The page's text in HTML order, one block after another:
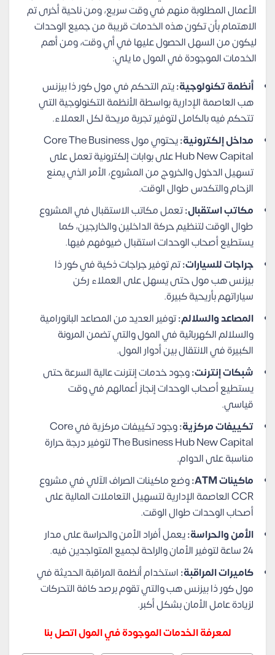
الأعمال المطلوبة منهم في وقت سريع، ومن ناحية أخرى تم
الاهتمام بأن تكون هذه الخدمات قريبة من جميع الوحدات
ليكون من السهل الحصول عليها في أي وقت، ومن أهم
الخدمات الموجودة في المول ما يلي:
أنظمة تكنولوجية:يتم التحكم في مول كور ذا بيزنس
هب العاصمة الإدارية بواسطة الأنظمة التكنولوجية التي
تتحكم فيه بالكامل لتوفير تجربة مريحة لكل العملاء.
مداخل إلكترونية:
يحتوي مول Core The Business
Hub New Capital على بوابات إلكترونية تعمل على
تسهيل الدخول والخروج من المشروع، الأمر الذي يمنع
الزحام والتكدس طوال الوقت.
مكاتب استقبال:تعمل مكاتب الاستقبال في المشروع
طوال الوقت لتنظيم حركة الداخلين والخارجين، كما
يستطيع أصحاب الوحدات استقبال ضيوفهم فيها.
جراجات للسيارات:تم توفير جراجات ذكية في كور ذا
بيزنس هب مول حتى يسهل على العملاء ركن
سياراتهم بأريحية كبيرة.
المصاعد والسلالم:توفير العديد من المصاعد البانورامية
والسلالم الكهربائية في المول والتي تضمن المرونة
الكبيرة في الانتقال بين أدوار المول.
شبكات إنترنت:وجود خدمات إنترنت عالية السرعة حتى
يستطيع أصحاب الوحدات إنجاز أعمالهم في وقت
قياسي.
تكييفات مركزية:
وجود تكييفات مركزية في Core
The Business Hub New Capital لتوفير درجة حرارة
مناسبة على الدوام.
ماكينات ATM:
وضع ماكينات الصراف الآلي في مشروع
CCR العاصمة الإدارية لتسهيل التعاملات المالية على
أصحاب الوحدات طوال الوقت.
الأمن والحراسة:يعمل أفراد الأمن والحراسة على مدار
24 ساعة لتوفير الأمان والراحة لجميع المتواجدين فيه.
كاميرات المراقبة:استخدام أنظمة المراقبة الحديثة في
مول كور ذا بيزنس هب والتي تقوم برصد كافة التحركات
لزيادة عامل الأمان بشكل أكبر.
لمعرفة الخدمات الموجودة في المول اتصل بنا